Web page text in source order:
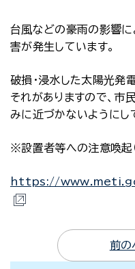
台風などの豪雨の影響に
害が発生しています。
破損・浸水した太陽光発
それがありますので、市
みに近づかないようにし
※設置者等への注意喚起
https://
前の